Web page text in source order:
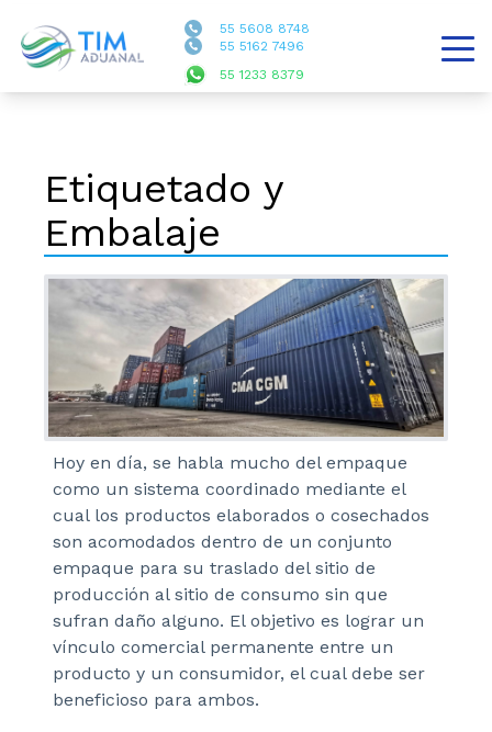
55 5608 8748
55 5162 7496
55 1233 8379
Etiquetado y
Embalaje
Hoy en día, se habla mucho del empaque
como un sistema coordinado mediante el
cual los productos elaborados o cosechados
son acomodados dentro de un conjunto
empaque para su traslado del sitio de
producción al sitio de consumo sin que
sufran daño alguno. El objetivo es lograr un
vínculo comercial permanente entre un
producto y un consumidor, el cual debe ser
beneficioso para ambos.